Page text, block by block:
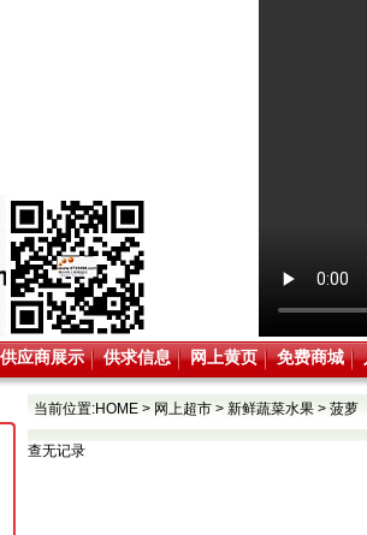
供应商展示 供求信息 网上黄页 免费商城
当前位置:HOME> 网上超市> 新鲜蔬菜水果> 菠萝
查无记录